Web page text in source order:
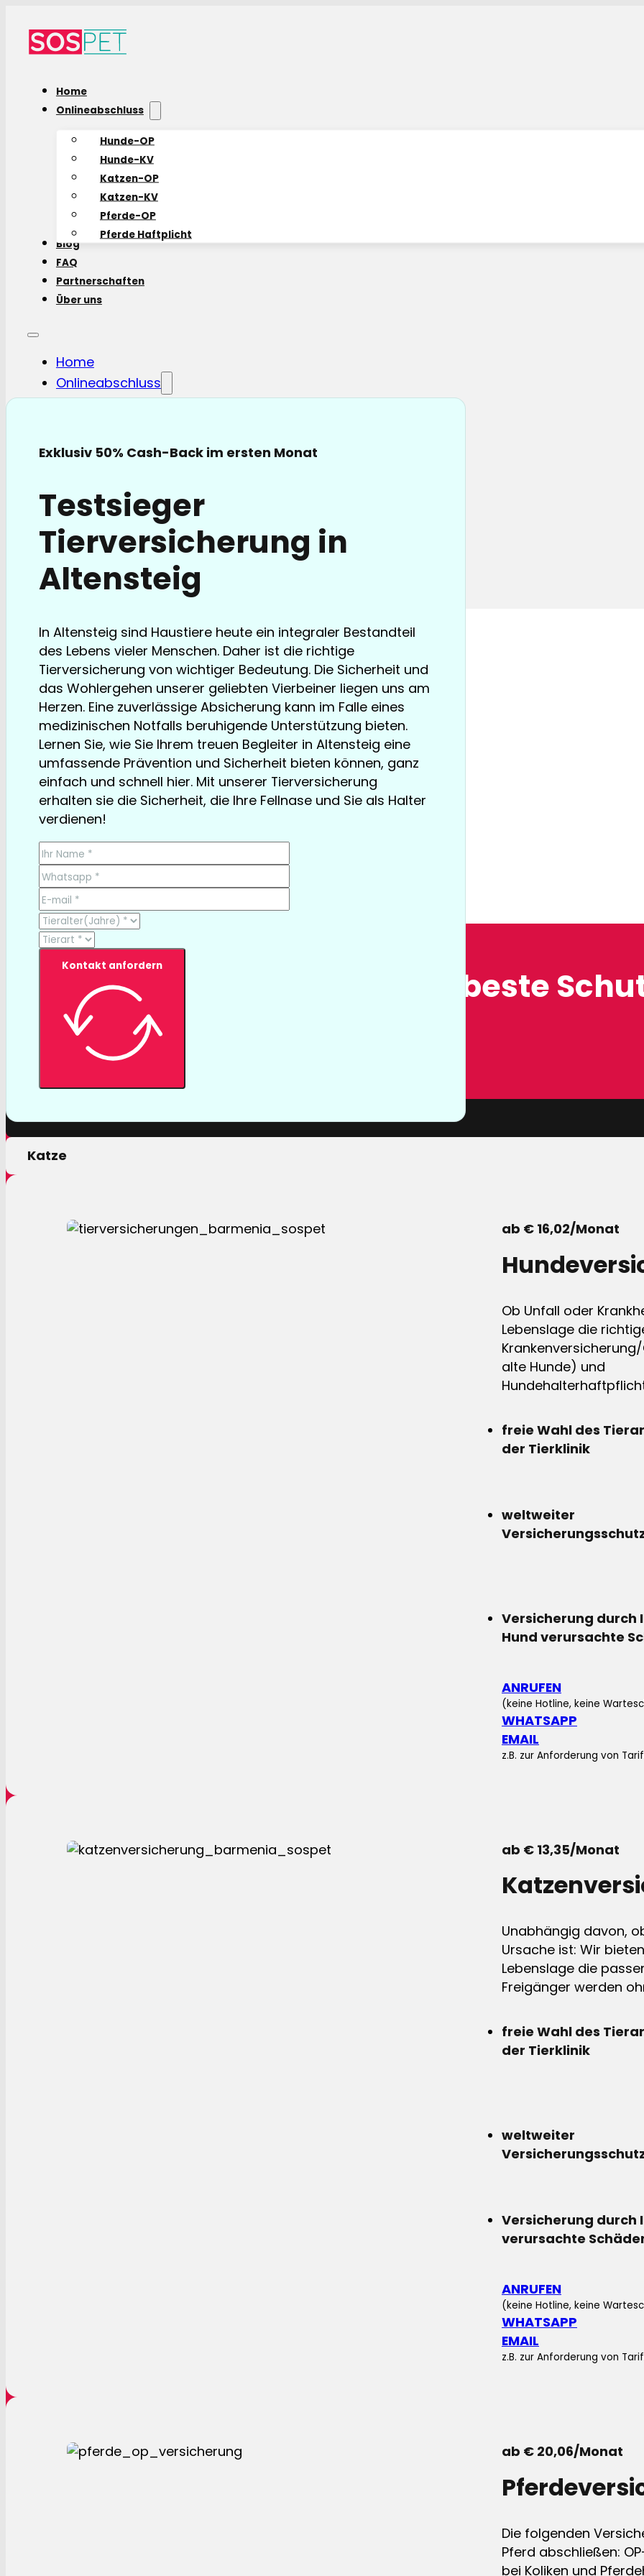
Home
Onlineabschluss
Hunde-OP
Hunde-KV
Katzen-OP
Katzen-KV
Pferde-OP
Pferde Haftplicht
Blog
FAQ
Partnerschaften
Über uns
Home
Onlineabschluss
Hunde-OP
Katzen-KV
Pferde Haftplicht
Blog
FAQ
Partnerschaften
Über uns
Exklusiv 50% Cash-Back im ersten Monat
Testsieger
Tierversicherung in
Altensteig
In Altensteig sind Haustiere heute ein integraler Bestandteil
des Lebens vieler Menschen. Daher ist die richtige
Tierversicherung von wichtiger Bedeutung. Die Sicherheit und
das Wohlergehen unserer geliebten Vierbeiner liegen uns am
Herzen. Eine zuverlässige Absicherung kann im Falle eines
medizinischen Notfalls beruhigende Unterstützung bieten.
Lernen Sie, wie Sie Ihrem treuen Begleiter in Altensteig eine
umfassende Prävention und Sicherheit bieten können, ganz
einfach und schnell hier. Mit unserer Tierversicherung
erhalten sie die Sicherheit, die Ihre Fellnase und Sie als Halter
verdienen!
Kontakt anfordern
TESTSIEGER bereits ab € 13,35/Monat
Tierversicherung, der beste
Mit einer Tierversicherung der Barmenia profitieren sie nicht
nur von erstklassigen Leistungen, sondern auch von unserer
Hund
Katze
ab € 16,02/Monat
Ob Unfall oder
Lebenslage die
alte Hunde) und
freie Wahl des
der Tierklinik
weltweiter
Versicherung durch
Hund verursachte
ANRUFEN
(keine Hotline, keine
WHATSAPP
EMAIL
z.B. zur Anforderung von
ab € 13,35/Monat
Unabhängig davon,
Ursache ist: Wir
Lebenslage die
Freigänger werden
freie Wahl des
der Tierklinik
weltweiter
Versicherung durch
verursachte
ANRUFEN
(keine Hotline, keine
WHATSAPP
EMAIL
z.B. zur Anforderung von
ab € 20,06/Monat
Die folgenden
Pferd abschließen:
bei Koliken und